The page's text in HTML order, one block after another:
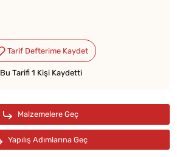
Bu Tarifi 1 Kişi Kaydetti